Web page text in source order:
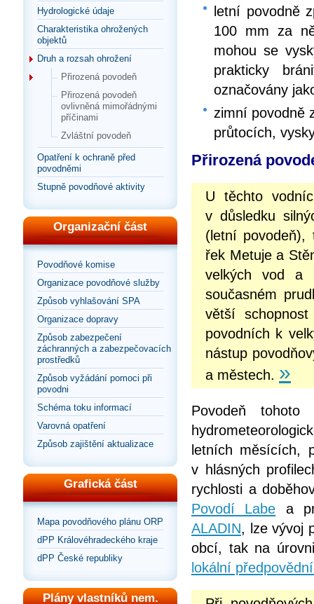
Hydrologické údaje
Charakteristika ohrožených
objektů
Druh a rozsah ohrožení
Přirozená povodeň
Přirozená povodeň
ovlivněná mimořádnými
příčinami
Zvláštní povodeň
Opatření k ochraně před
povodněmi
Stupně povodňové aktivity
Organizační část
Povodňové komise
Organizace povodňové služby
Způsob vyhlašování SPA
Organizace dopravy
Způsob zabezpečení
záchranných a zabezpečovacích
prostředků
Způsob vyžádání pomoci při
povodni
Schéma toku informací
Varovná opatření
Způsob zajištění aktualizace
Grafická část
Mapa povodňového plánu ORP
dPP Královéhradeckého kraje
dPP České republiky
Plány vlastníků nem.
letní povodně
100 mm za
mohou se
prakticky
označovány
zimní povodně
průtocích,
Přirozená
U těchto
v důsledku
(letní
řek Metuje a
velkých vod a
současném
větší
povodních k
nástup
a městech. »
Povodeň
letních měsících,
v hlásných
rychlosti a
Povodí Labe a
ALADIN, lze vývoj
obcí, tak na
lokální